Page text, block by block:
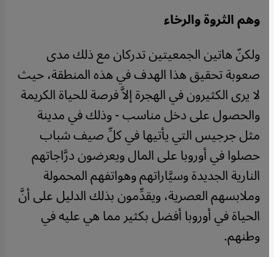
وهم الثروة والرخاء
ولكنّ هاتين الجمعيتين تدركان مع ذلك مدى
صعوبة تحقيق هذا الهدف في هذه المنطقة، حيث
لا يرى الكثيرون في الهجرة إلاَّ فرصة للحياة الكريمة
والحصول على دخل مناسب - وذلك في مدينة
مثل جرجيس التي يأتيها في كلِّ صيف شباب
حصلوا في أوروبا على المال ويعرضون درَّاجاتهم
النارية الجديدة وسيَّاراتهم وهواتفهم المحمولة
وملابسهم العصرية، ويقدِّمون بذلك الدليل على أنَّ
الحياة في أوروبا أفضل بكثير مما هي عليه في
وطنهم.